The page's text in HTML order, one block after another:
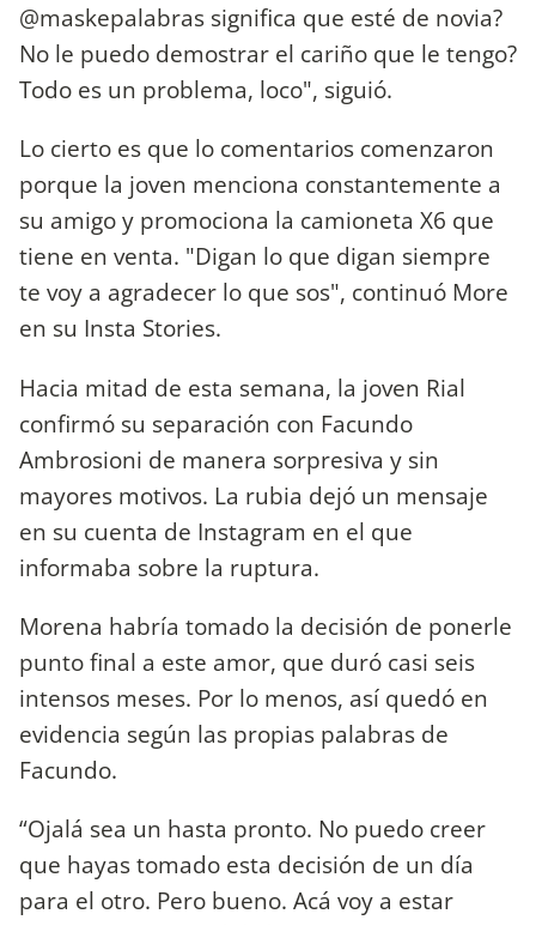
@maskepalabras significa que esté de novia?
No le puedo demostrar el cariño que le tengo?
Todo es un problema, loco", siguió.
Lo cierto es que lo comentarios comenzaron
porque la joven menciona constantemente a
su amigo y promociona la camioneta X6 que
tiene en venta. "Digan lo que digan siempre
te voy a agradecer lo que sos", continuó More
en su Insta Stories.
Hacia mitad de esta semana, la joven Rial
confirmó su separación con Facundo
Ambrosioni de manera sorpresiva y sin
mayores motivos. La rubia dejó un mensaje
en su cuenta de Instagram en el que
informaba sobre la ruptura.
Morena habría tomado la decisión de ponerle
punto final a este amor, que duró casi seis
intensos meses. Por lo menos, así quedó en
evidencia según las propias palabras de
Facundo.
“Ojalá sea un hasta pronto. No puedo creer
que hayas tomado esta decisión de un día
para el otro. Pero bueno. Acá voy a estar